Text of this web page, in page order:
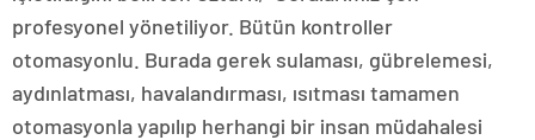
profesyonel yönetiliyor. Bütün kontroller
otomasyonlu. Burada gerek sulaması, gübrelemesi,
aydınlatması, havalandırması, ısıtması tamamen
otomasyonla yapılıp herhangi bir insan müdahalesi